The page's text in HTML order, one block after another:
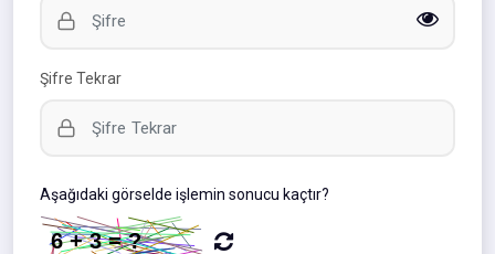
Şifre Tekrar
Aşağıdaki görselde işlemin sonucu kaçtır?